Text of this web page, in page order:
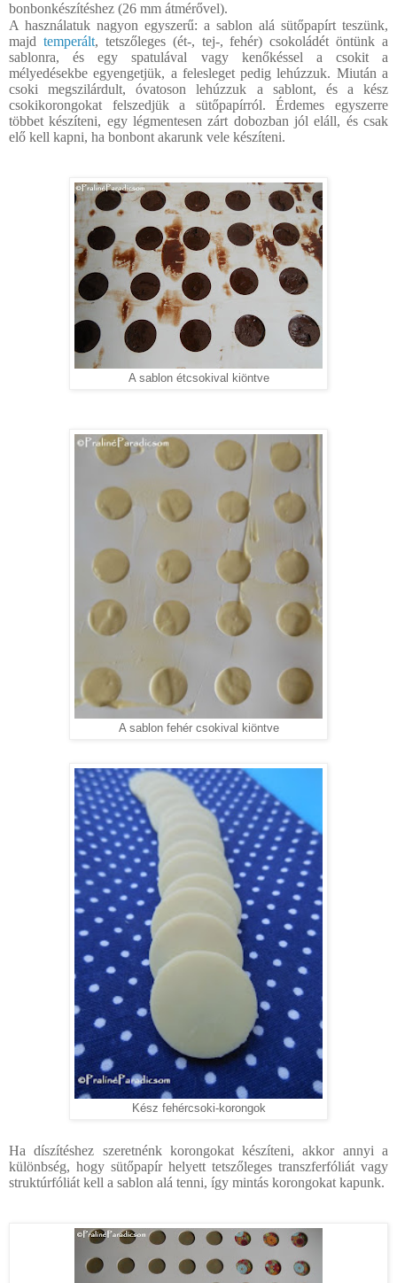
bonbonkészítéshez (26 mm átmérővel).
A használatuk nagyon egyszerű: a sablon alá sütőpapírt teszünk,
majd temperált, tetszőleges (ét-, tej-, fehér) csokoládét öntünk a
sablonra, és egy spatulával vagy kenőkéssel a csokit a
mélyedésekbe egyengetjük, a felesleget pedig lehúzzuk. Miután a
csoki megszilárdult, óvatoson lehúzzuk a sablont, és a kész
csokikorongokat felszedjük a sütőpapírról. Érdemes egyszerre
többet készíteni, egy légmentesen zárt dobozban jól eláll, és csak
elő kell kapni, ha bonbont akarunk vele készíteni.
A sablon étcsokival kiöntve
A sablon fehér csokival kiöntve
Kész fehércsoki-korongok
Ha díszítéshez szeretnénk korongokat készíteni, akkor annyi a
különbség, hogy sütőpapír helyett tetszőleges transzferfóliát vagy
struktúrfóliát kell a sablon alá tenni, így mintás korongokat kapunk.